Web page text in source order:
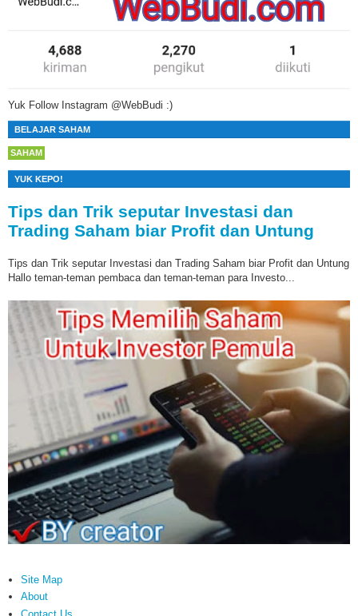
Yuk Follow Instagram @WebBudi :)
BELAJAR SAHAM
SAHAM
YUK KEPO!
Tips dan Trik seputar Investasi dan
Trading Saham biar Profit dan Untung
Tips dan Trik seputar Investasi dan Trading Saham biar Profit dan Untung
Hallo teman-teman pembaca dan teman-teman para Investo...
Site Map
About
Contact Us